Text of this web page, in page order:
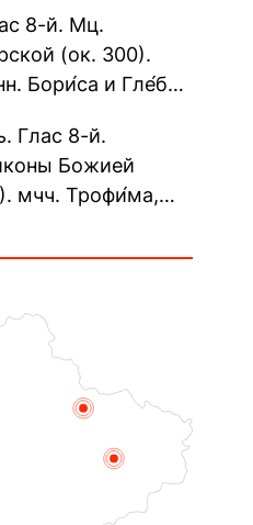
девы,...
8-й. Мц.
(ок. 300).
Бори́са и Гле́ба,
Прп....
Глас 8-й.
Божией
мчч. Трофи́ма,
прав.